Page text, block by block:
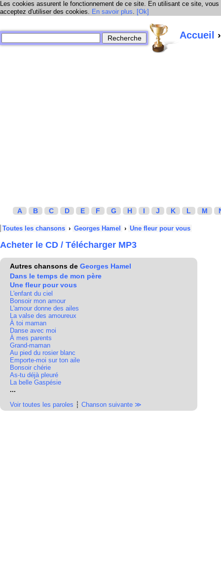
Les cookies assurent le fonctionnement de ce site. En utilisant ce site, vous
acceptez d'utiliser des cookies. En savoir plus. [Ok]
Accueil
A B C D E F G H I J K L M
Toutes les chansons › Georges Hamel › Une fleur pour vous
Acheter le CD / Télécharger MP3
Autres chansons de Georges Hamel
Dans le temps de mon père
Une fleur pour vous
L'enfant du ciel
Bonsoir mon amour
L'amour donne des ailes
La valse des amoureux
À toi maman
Danse avec moi
À mes parents
Grand-maman
Au pied du rosier blanc
Emporte-moi sur ton aile
Bonsoir chérie
As-tu déjà pleuré
La belle Gaspésie
...
Voir toutes les paroles ┆ Chanson suivante ≫